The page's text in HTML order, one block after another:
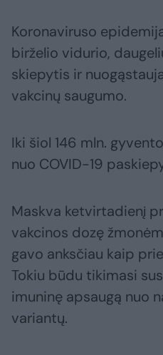
Koronaviruso
birželio vidurio,
skiepytis ir
vakcinų saugumo.
Iki šiol 146 mln.
nuo COVID-19
Maskva ketvirtadienį
vakcinos dozę
gavo anksčiau kaip
Tokiu būdu tikimasi
imuninę apsaugą nuo
variantų.